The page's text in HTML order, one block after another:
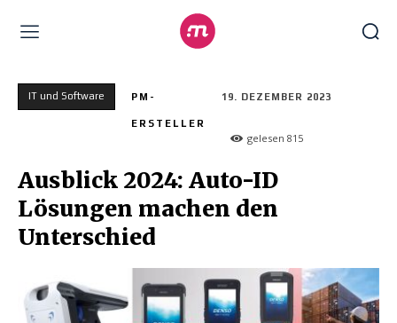
IT und Software PM-
ERSTELLER
19. DEZEMBER 2023
gelesen815
Ausblick 2024: Auto-ID
Lösungen machen den
Unterschied